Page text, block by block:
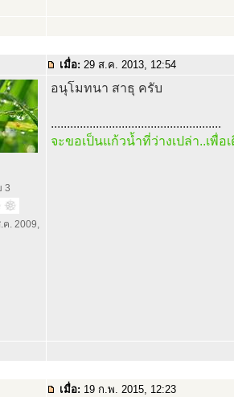
เมื่อ: 29 ส.ค. 2013, 12:54
3
ค. 2009,
อนุโมทนา สาธุ ครับ
.....................................................
จะขอเป็นแก้วน้ำที่ว่างเปล่า..เพื่
เมื่อ: 19 ก.พ. 2015, 12:23